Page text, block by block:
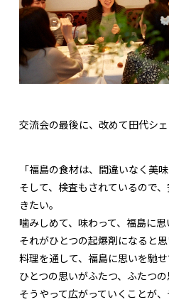
交流会の最後に、改めて田代シェ
「福島の食材は、間違いなく美味
そして、検査もされているので
きたい。
噛みしめて、味わって、福島に思
それがひとつの起爆剤になると思
料理を通して、福島に思いを馳せ
ひとつの思いがふたつ、ふたつ
そうやって広がっていくことが